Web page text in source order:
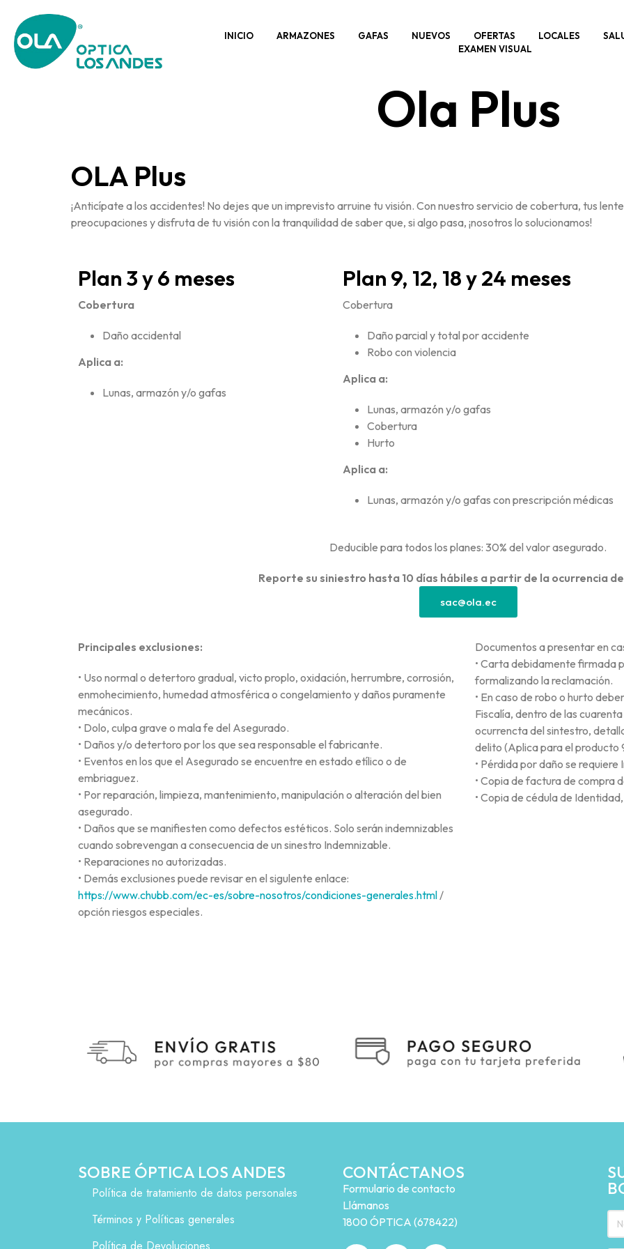
INICIO ARMAZONES GAFAS NUEVOS OFERTAS LOCALES
EXAMEN VISUAL
Ola Plus
OLA Plus
¡Anticípate a los accidentes! No dejes que un imprevisto arruine tu visión. Con nuestro servicio de cobertura, tus
preocupaciones y disfruta de tu visión con la tranquilidad de saber que, si algo pasa, ¡nosotros lo solucionamos!
Plan 3 y 6 meses
Cobertura
Daño accidental
Aplica a:
Lunas, armazón y/o gafas
Plan 9, 12, 18 y 24 meses
Cobertura
Daño parcial y total por accidente
Robo con violencia
Aplica a:
Lunas, armazón y/o gafas
Cobertura
Hurto
Aplica a:
Lunas, armazón y/o gafas con prescripción médicas
Deducible para todos los planes: 30% del valor asegurado.
Reporte su siniestro hasta 10 días hábiles a partir de la ocurrencia
sac@ola.ec
Principales exclusiones:
• Uso normal o detertoro gradual, victo proplo, oxidación, herrumbre, corrosión,
enmohecimiento, humedad atmosférica o congelamiento y daños puramente
mecánicos.
• Dolo, culpa grave o mala fe del Asegurado.
• Daños y/o detertoro por los que sea responsable el fabricante.
• Eventos en los que el Asegurado se encuentre en estado etílico o de
embriaguez.
• Por reparación, limpieza, mantenimiento, manipulación o alteración del bien
asegurado.
• Daños que se manifiesten como defectos estéticos. Solo serán indemnizables
cuando sobrevengan a consecuencia de un sinestro Indemnizable.
• Reparaciones no autorizadas.
• Demás exclusiones puede revisar en el sigulente enlace:
https://www.chubb.com/ec-es/sobre-nosotros/condiciones-generales.html/
opción riesgos especiales.
Documentos a presentar en
• Carta debidamente firmada
formalizando la reclamación.
• En caso de robo o hurto
Fiscalía, dentro de las
ocurrencta del sintestro,
delito (Aplica para el producto
• Pérdida por daño se
• Copia de factura de compra
• Copia de cédula de
SOBRE ÓPTICA LOS ANDES
Política de tratamiento de datos personales
Términos y Políticas generales
Política de Devoluciones
CONTÁCTANOS
Formulario de contacto
Llámanos
1800 ÓPTICA (678422)